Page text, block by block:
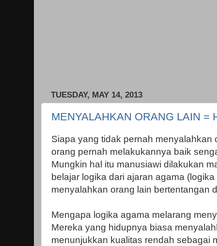
TUESDAY, MAY 14, 2013
MENYALAHKAN ORANG LAIN =
Siapa yang tidak pernah menyalahkan
orang pernah melakukannya baik
Mungkin hal itu manusiawi dilakukan
belajar logika dari ajaran agama
menyalahkan orang lain bertentangan
Mengapa logika agama melarang
Mereka yang hidupnya biasa
menunjukkan kualitas rendah sebagai